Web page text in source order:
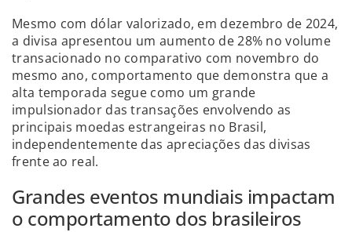
Mesmo com dólar valorizado, em dezembro de 2024,
a divisa apresentou um aumento de 28% no volume
transacionado no comparativo com novembro do
mesmo ano, comportamento que demonstra que a
alta temporada segue como um grande
impulsionador das transações envolvendo as
principais moedas estrangeiras no Brasil,
independentemente das apreciações das divisas
frente ao real.
Grandes eventos mundiais impactam
o comportamento dos brasileiros